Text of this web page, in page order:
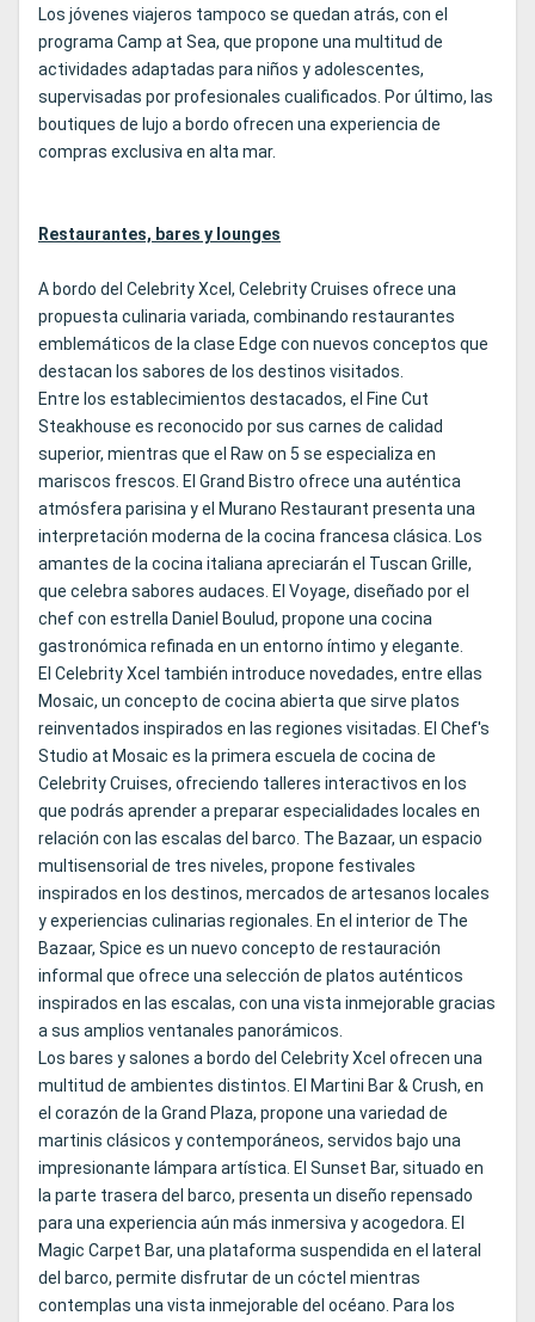
Los jóvenes viajeros tampoco se quedan atrás, con el
programa Camp at Sea, que propone una multitud de
actividades adaptadas para niños y adolescentes,
supervisadas por profesionales cualificados. Por último, las
boutiques de lujo a bordo ofrecen una experiencia de
compras exclusiva en alta mar.
Restaurantes, bares y lounges
A bordo del Celebrity Xcel, Celebrity Cruises ofrece una
propuesta culinaria variada, combinando restaurantes
emblemáticos de la clase Edge con nuevos conceptos que
destacan los sabores de los destinos visitados.
Entre los establecimientos destacados, el Fine Cut
Steakhouse es reconocido por sus carnes de calidad
superior, mientras que el Raw on 5 se especializa en
mariscos frescos. El Grand Bistro ofrece una auténtica
atmósfera parisina y el Murano Restaurant presenta una
interpretación moderna de la cocina francesa clásica. Los
amantes de la cocina italiana apreciarán el Tuscan Grille,
que celebra sabores audaces. El Voyage, diseñado por el
chef con estrella Daniel Boulud, propone una cocina
gastronómica refinada en un entorno íntimo y elegante.
El Celebrity Xcel también introduce novedades, entre ellas
Mosaic, un concepto de cocina abierta que sirve platos
reinventados inspirados en las regiones visitadas. El Chef's
Studio at Mosaic es la primera escuela de cocina de
Celebrity Cruises, ofreciendo talleres interactivos en los
que podrás aprender a preparar especialidades locales en
relación con las escalas del barco. The Bazaar, un espacio
multisensorial de tres niveles, propone festivales
inspirados en los destinos, mercados de artesanos locales
y experiencias culinarias regionales. En el interior de The
Bazaar, Spice es un nuevo concepto de restauración
informal que ofrece una selección de platos auténticos
inspirados en las escalas, con una vista inmejorable gracias
a sus amplios ventanales panorámicos.
Los bares y salones a bordo del Celebrity Xcel ofrecen una
multitud de ambientes distintos. El Martini Bar & Crush, en
el corazón de la Grand Plaza, propone una variedad de
martinis clásicos y contemporáneos, servidos bajo una
impresionante lámpara artística. El Sunset Bar, situado en
la parte trasera del barco, presenta un diseño repensado
para una experiencia aún más inmersiva y acogedora. El
Magic Carpet Bar, una plataforma suspendida en el lateral
del barco, permite disfrutar de un cóctel mientras
contemplas una vista inmejorable del océano. Para los